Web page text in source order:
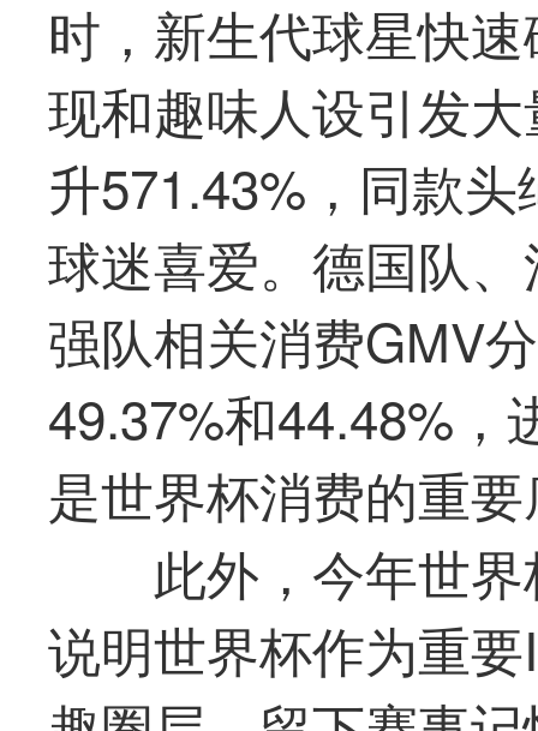
时，新生代球星快
现和趣味人设引发
升571.43%，同款
球迷喜爱。德国队
强队相关消费GMV
49.37%和44.48%，
是世界杯消费的重
此外，今年世
说明世界杯作为重